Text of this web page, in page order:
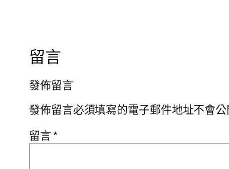
留言
發佈留言
發佈留言必須填寫的電子郵件地址不會公
留言*